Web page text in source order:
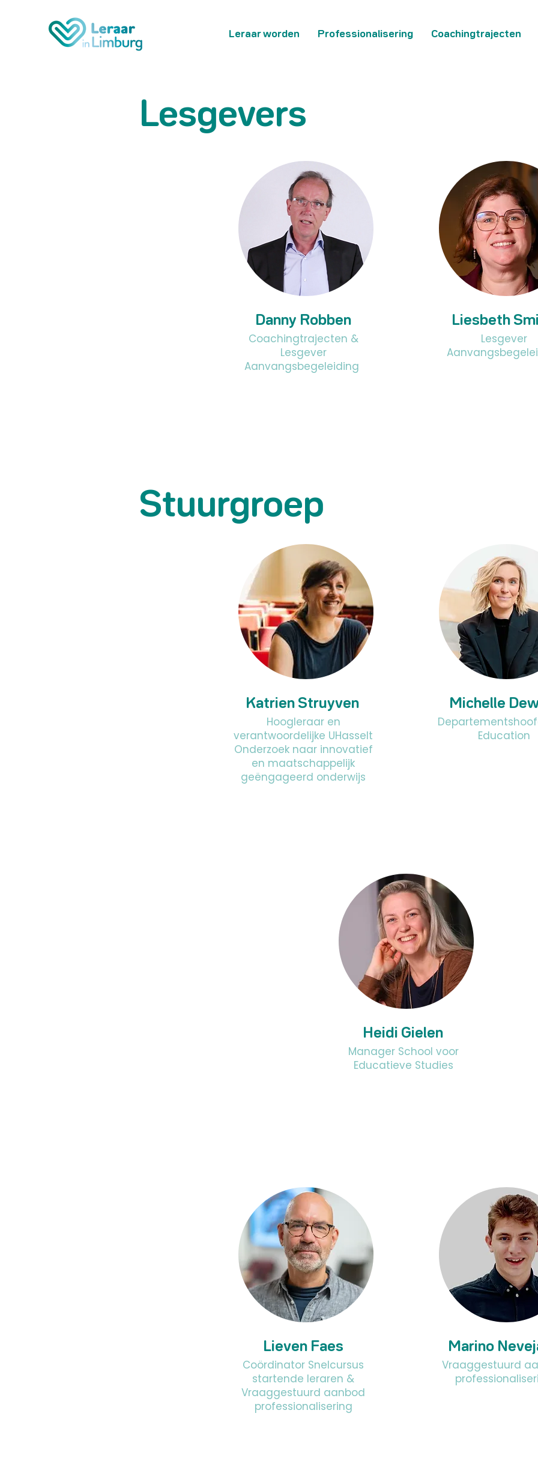
Leraar worden Professionalisering Coachingtrajecten
Lesgevers
Danny Robben
Coachingtrajecten &
Lesgever
Aanvangsbegeleiding
Liesbeth
Lesgever
Stuurgroep
Katrien Struyven
Hoogleraar en
verantwoordelijke UHasselt
Onderzoek naar innovatief
en maatschappelijk
geëngageerd onderwijs
Michelle
Education
Heidi Gielen
Manager School voor
Educatieve Studies
Lieven Faes
Coördinator Snelcursus
startende leraren &
Vraaggestuurd aanbod
professionalisering
Marino
Vraaggestuurd